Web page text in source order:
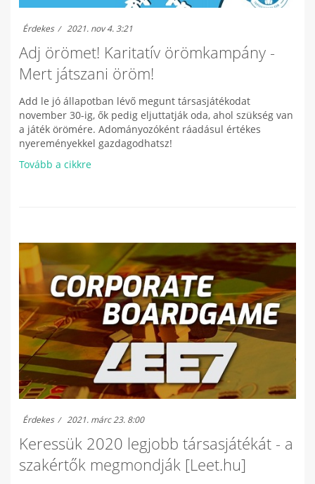
Érdekes 2021. nov 4. 3:21
Adj örömet! Karitatív örömkampány -
Mert játszani öröm!
Add le jó állapotban lévő megunt társasjátékodat
november 30-ig, ők pedig eljuttatják oda, ahol szükség van
a játék örömére. Adományozóként ráadásul értékes
nyereményekkel gazdagodhatsz!
Tovább a cikkre
Érdekes 2021. márc 23. 8:00
Keressük 2020 legjobb társasjátékát - a
szakértők megmondják [Leet.hu]